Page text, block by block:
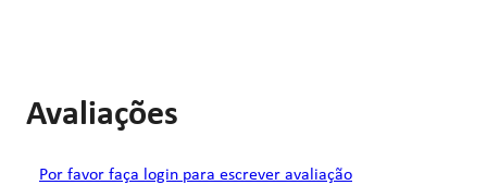
Avaliações
Por favor faça login para escrever avaliação